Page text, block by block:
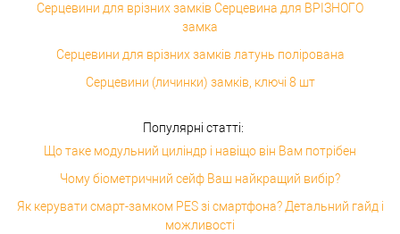
Серцевини для врізних замків Серцевина для ВРІЗНОГО
замка
Серцевини для врізних замків латунь полірована
Серцевини (личинки) замків, ключі 8 шт
Популярні статті:
Що таке модульний циліндр і навіщо він Вам потрібен
Чому біометричний сейф Ваш найкращий вибір?
Як керувати смарт-замком PES зі смартфона? Детальний гайд і
можливості